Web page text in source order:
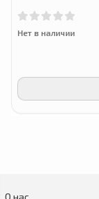
Нет в наличии